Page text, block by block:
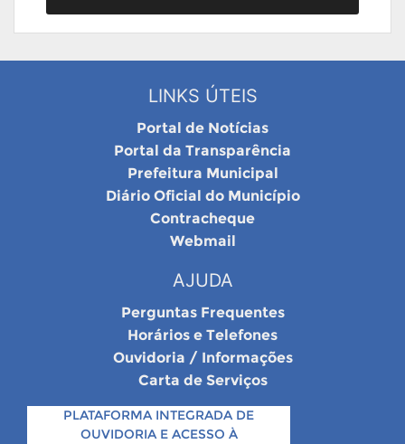
LINKS ÚTEIS
Portal de Notícias
Portal da Transparência
Prefeitura Municipal
Diário Oficial do Município
Contracheque
Webmail
AJUDA
Perguntas Frequentes
Horários e Telefones
Ouvidoria / Informações
Carta de Serviços
PLATAFORMA INTEGRADA DE
OUVIDORIA E ACESSO À